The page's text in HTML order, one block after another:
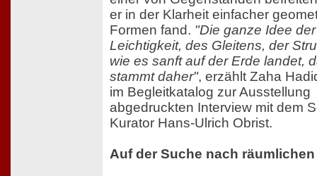
er in der Klarheit einfacher
Formen fand. "Die ganze Idee der
Leichtigkeit, des Gleitens, der
wie es sanft auf der Erde landet,
stammt daher", erzählt Zaha
im Begleitkatalog zur Ausstellung
abgedruckten Interview mit dem
Kurator Hans-Ulrich Obrist.
Auf der Suche nach